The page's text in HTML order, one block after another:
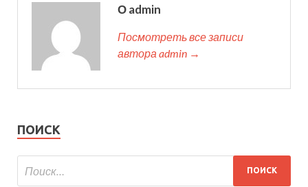
О admin
Посмотреть все записи
автора admin →
ПОИСК